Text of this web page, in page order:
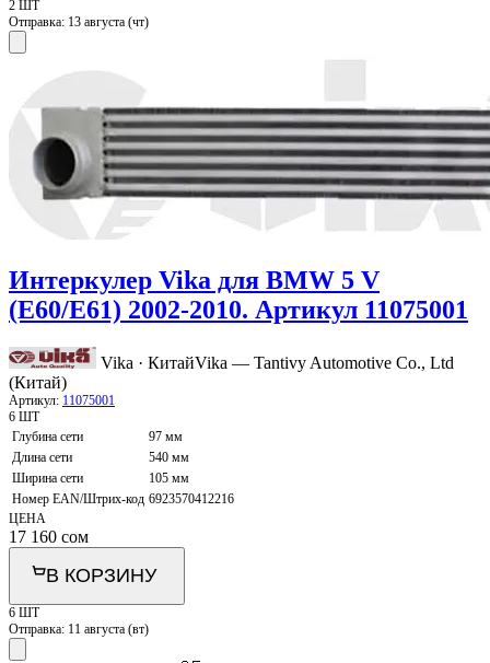
2 ШТ
Отправка: 13 августа (чт)
Интеркулер Vika для BMW 5 V
(E60/E61) 2002-2010. Артикул 11075001
Vika · КитайVika — Tantivy Automotive Co., Ltd
(Китай)
Артикул: 11075001
6 ШТ
Глубина сети
97 мм
Длина сети
540 мм
Ширина сети
105 мм
Номер EAN/Штрих-код 6923570412216
ЦЕНА
17 160 сом
В КОРЗИНУ
6 ШТ
Отправка: 11 августа (вт)